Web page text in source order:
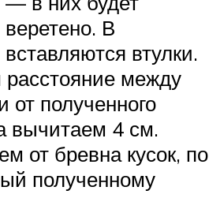
веретено. В
втулки.
между
от полученного
вычитаем 4 см.
от бревна кусок, по
полученному